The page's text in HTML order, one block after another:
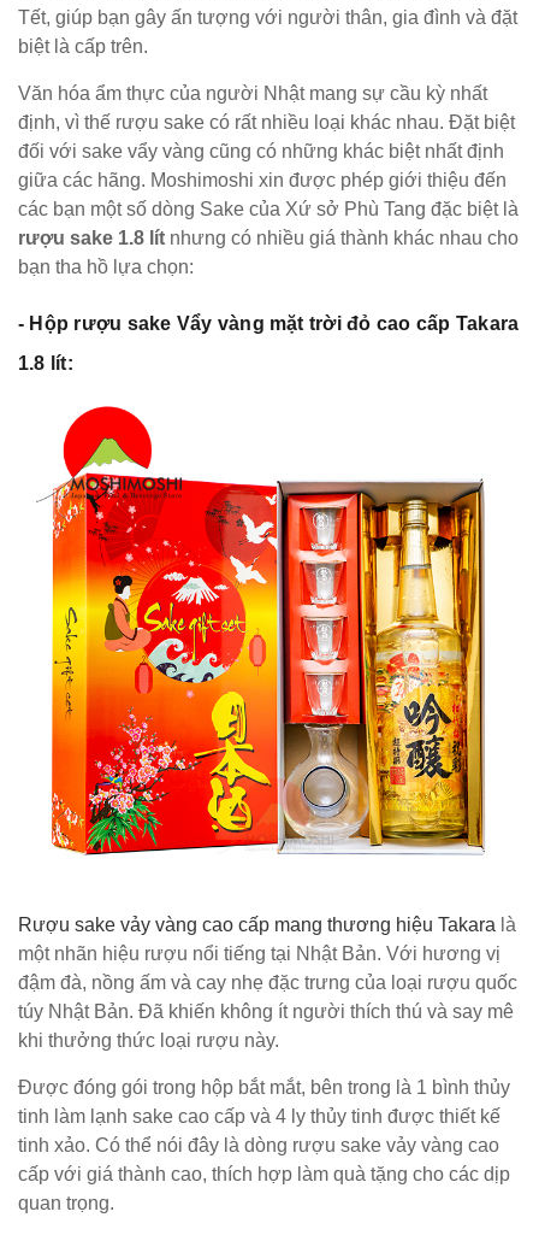
Tết, giúp bạn gây ấn tượng với người thân, gia đình và đặt
biệt là cấp trên.
Văn hóa ẩm thực của người Nhật mang sự cầu kỳ nhất
định, vì thế rượu sake có rất nhiều loại khác nhau. Đặt biệt
đối với sake vẩy vàng cũng có những khác biệt nhất định
giữa các hãng. Moshimoshi xin được phép giới thiệu đến
các bạn một số dòng Sake của Xứ sở Phù Tang đặc biệt là
rượu sake 1.8 lít nhưng có nhiều giá thành khác nhau cho
bạn tha hồ lựa chọn:
- Hộp rượu sake Vẩy vàng mặt trời đỏ cao cấp Takara
1.8 lít:
Rượu sake vảy vàng cao cấp mang thương hiệu Takara là
một nhãn hiệu rượu nổi tiếng tại Nhật Bản. Với hương vị
đậm đà, nồng ấm và cay nhẹ đặc trưng của loại rượu quốc
túy Nhật Bản. Đã khiến không ít người thích thú và say mê
khi thưởng thức loại rượu này.
Được đóng gói trong hộp bắt mắt, bên trong là 1 bình thủy
tinh làm lạnh sake cao cấp và 4 ly thủy tinh được thiết kế
tinh xảo. Có thể nói đây là dòng rượu sake vảy vàng cao
cấp với giá thành cao, thích hợp làm quà tặng cho các dịp
quan trọng.